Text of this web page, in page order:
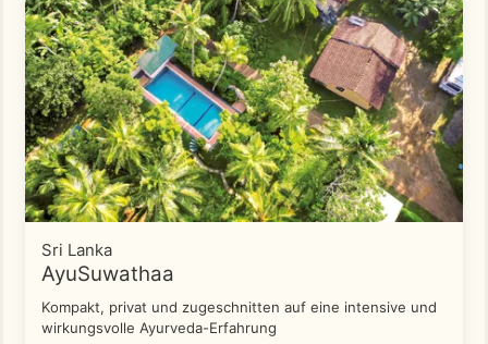
Sri Lanka
AyuSuwathaa
Kompakt, privat und zugeschnitten auf eine intensive und
wirkungsvolle Ayurveda-Erfahrung